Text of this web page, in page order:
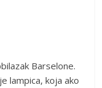
Barselone.
lampica, koja ako